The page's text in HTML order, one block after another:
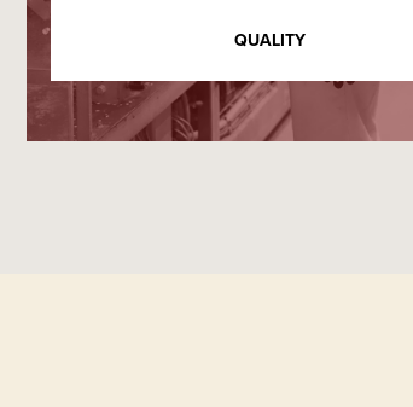
QUALITY